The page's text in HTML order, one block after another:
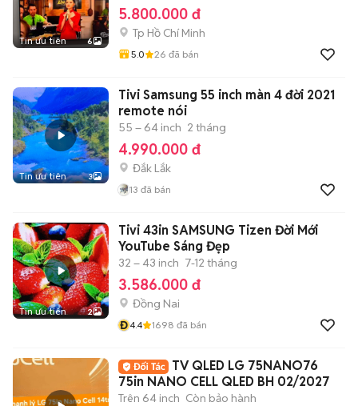
Tin ưu tiên 6
5.800.000 đ
Tp Hồ Chí Minh
5.0 26 đã bán
Tin ưu tiên 3
Tivi Samsung 55 inch màn 4 đời 2021
remote nói
55 – 64 inch 2 tháng
4.990.000 đ
Đắk Lắk
13 đã bán
Tin ưu tiên 2
Tivi 43in SAMSUNG Tizen Đời Mới
YouTube Sáng Đẹp
32 – 43 inch 7-12 tháng
3.586.000 đ
Đồng Nai
Đ4.4 1698 đã bán
TV QLED LG 75NANO76
75in NANO CELL QLED BH 02/2027
Trên 64 inch Còn bảo hành